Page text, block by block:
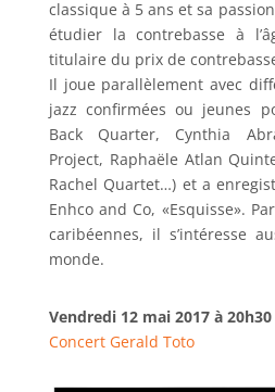
classique à 5 ans et sa
étudier la contrebasse à
titulaire du prix de
Il joue parallèlement avec
jazz confirmées ou jeunes
Back Quarter, Cynthia
Project, Raphaële Atlan
Rachel Quartet…) et a
Enhco and Co, «Esquisse».
caribéennes, il s’intéresse
monde.
Vendredi 12 mai 2017 à 20h30
Concert Gerald Toto